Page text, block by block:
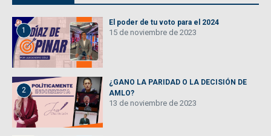
1
El poder de tu voto para el 2024
15 de noviembre de 2023
2
¿GANO LA PARIDAD O LA DECISIÓN DE
AMLO?
13 de noviembre de 2023